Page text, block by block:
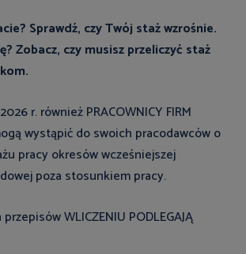
Sprawdź, czy Twój staż wzrośnie.
Zobacz, czy musisz przeliczyć staż
r. również PRACOWNICY FIRM
wystąpić do swoich pracodawców o
pracy okresów wcześniejszej
poza stosunkiem pracy.
WLICZENIU PODLEGAJĄ